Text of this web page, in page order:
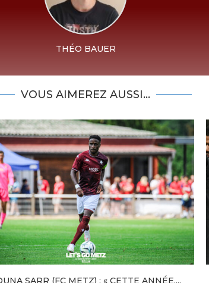
THÉO BAUER
VOUS AIMEREZ AUSSI...